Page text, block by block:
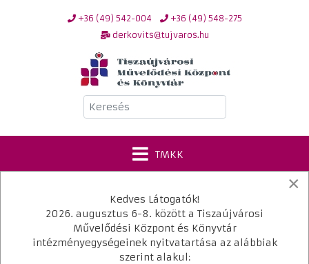
+36 (49) 542-004
+36 (49) 548-275
derkovits@tujvaros.hu
Keresés
TMKK
Kérjük, írja be a fiókja e-mail-címét, melyre
küldünk Önnek egy ellenőrző kódot. Az ellenőrző
kód átvétele után meg tudja majd adni a fiókja új
jelszavát.
×
Kedves Látogatók!
2026. augusztus 6-8. között a Tiszaújvárosi
Művelődési Központ és Könyvtár
intézményegységeinek nyitvatartása az alábbiak
szerint alakul: